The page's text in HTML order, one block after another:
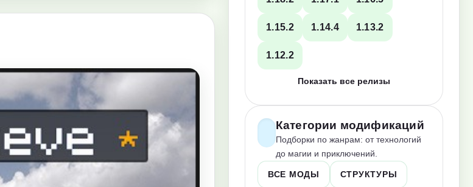
1.15.2 1.14.4 1.13.2
1.12.2
Показать все релизы
Категории модификаций
Подборки по жанрам: от технологий
до магии и приключений.
ВСЕ МОДЫ СТРУКТУРЫ